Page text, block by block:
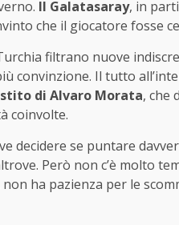
Il Galatasaray, in
che il giocatore fosse
filtrano nuove
convinzione. Il tutto
di Alvaro Morata, che
coinvolte.
decidere se puntare
Però non c’è molto
non ha pazienza per le